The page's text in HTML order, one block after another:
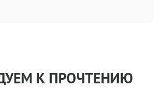
К ПРОЧТЕНИЮ